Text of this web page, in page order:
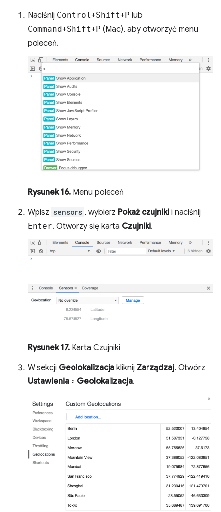
Naciśnij Control +Shift+P lub
Command+Shift+P (Mac), aby otworzyć menu
poleceń.
Rysunek 16. Menu poleceń
Wpisz sensors , wybierz Pokaż czujniki i naciśnij
Enter. Otworzy się karta Czujniki.
Rysunek 17. Karta Czujniki
W sekcji Geolokalizacja kliknij Zarządzaj. Otwórz
Ustawienia > Geolokalizacja.